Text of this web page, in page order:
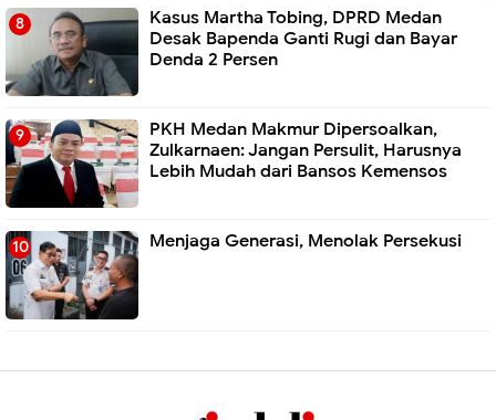
Kasus Martha Tobing, DPRD Medan
Desak Bapenda Ganti Rugi dan Bayar
Denda 2 Persen
PKH Medan Makmur Dipersoalkan,
Zulkarnaen: Jangan Persulit, Harusnya
Lebih Mudah dari Bansos Kemensos
Menjaga Generasi, Menolak Persekusi